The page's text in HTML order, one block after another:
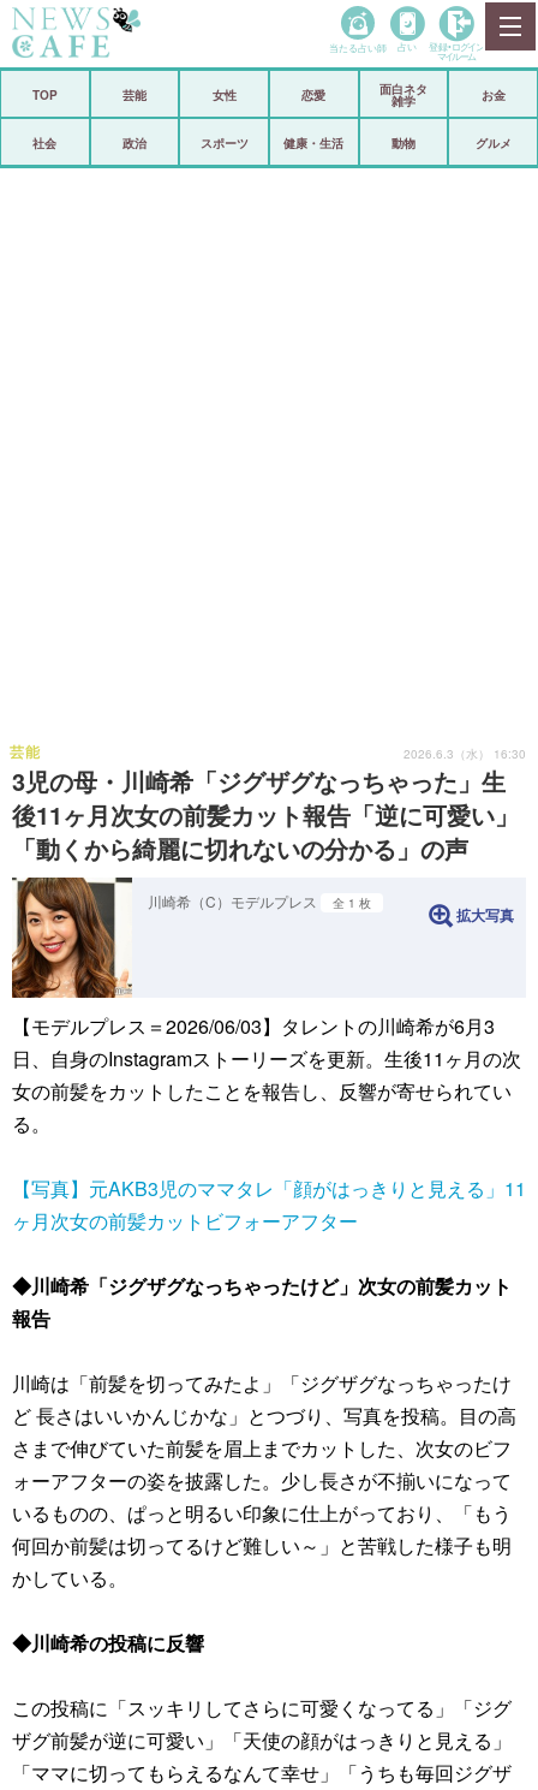
政治
当たる占い師 占い 登録• ログイン
マイルーム
TOP 芸能 女性 恋愛
面白ネタ
雑学
お金
社会 政治 スポーツ 健康・生活 動物 グルメ
3児の母・川崎希「ジグザグなっちゃった」生
後11ヶ月次女の前髪カット報告「逆に可愛い」
「動くから綺麗に切れないの分かる」の声
芸能 2026.6.3（水） 16:30
川崎希（C）モデルプレス 全 1 枚
拡大写真
【モデルプレス＝2026/06/03】タレントの川崎希が6月3
日、自身のInstagramストーリーズを更新。生後11ヶ月の次
女の前髪をカットしたことを報告し、反響が寄せられてい
る。
【写真】元AKB3児のママタレ「顔がはっきりと見える」11
ヶ月次女の前髪カットビフォーアフター
◆川崎希「ジグザグなっちゃったけど」次女の前髪カット
報告
川崎は「前髪を切ってみたよ」「ジグザグなっちゃったけ
ど 長さはいいかんじかな」とつづり、写真を投稿。目の高
さまで伸びていた前髪を眉上までカットした、次女のビフ
ォーアフターの姿を披露した。少し長さが不揃いになって
いるものの、ぱっと明るい印象に仕上がっており、「もう
何回か前髪は切ってるけど難しい～」と苦戦した様子も明
かしている。
◆川崎希の投稿に反響
この投稿に「スッキリしてさらに可愛くなってる」「ジグ
ザグ前髪が逆に可愛い」「天使の顔がはっきりと見える」
「ママに切ってもらえるなんて幸せ」「うちも毎回ジグザ